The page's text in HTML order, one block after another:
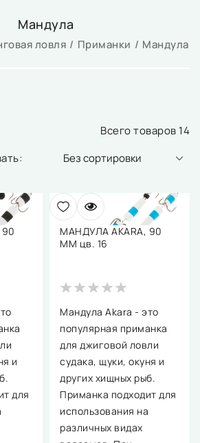
Мандула
ловля Приманки Мандула
Без сортировки
Всего товаров 14
и
для
МАНДУЛА AKARA, 90
ММ цв. 16
Мандула Akara - это
популярная приманка
для джиговой ловли
судака, щуки, окуня и
других хищных рыб.
Приманка подходит для
использования на
различных видах